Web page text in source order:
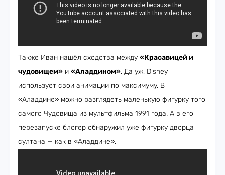
Также Иван нашёл сходства между «Красавицей и
чудовищем» и «Аладдином». Да уж, Disney
использует свои анимации по максимуму. В
«Аладдине» можно разглядеть маленькую фигурку того
самого Чудовища из мультфильма 1991 года. А в его
перезапуске блогер обнаружил уже фигурку дворца
султана — как в «Аладдине».